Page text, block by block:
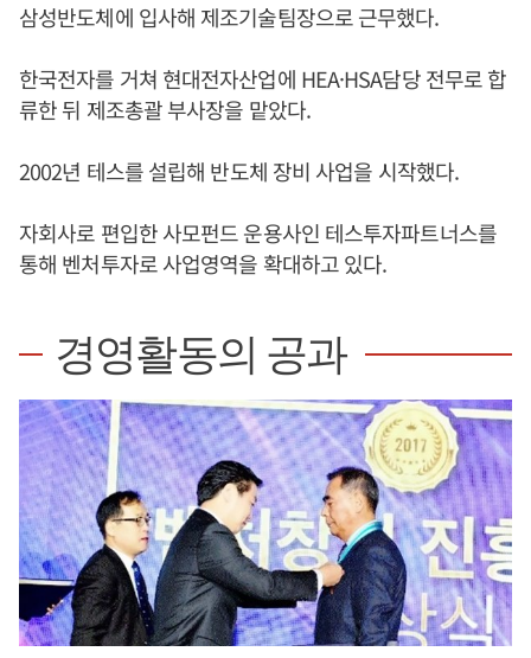
삼성반도체에 입사해 제조기술팀장으로 근무했다.
한국전자를 거쳐 현대전자산업에 HEA·HSA담당 전무로 합
류한 뒤 제조총괄 부사장을 맡았다.
2002년 테스를 설립해 반도체 장비 사업을 시작했다.
자회사로 편입한 사모펀드 운용사인 테스투자파트너스를
통해 벤처투자로 사업영역을 확대하고 있다.
경영활동의 공과